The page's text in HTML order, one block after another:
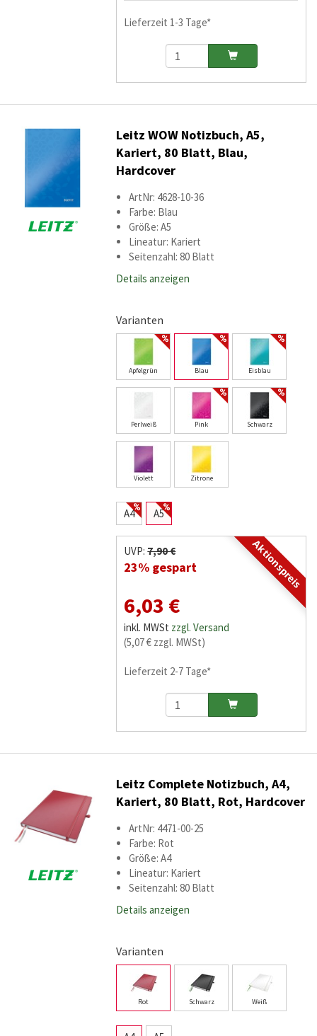
Lieferzeit 1-3 Tage*
Leitz WOW Notizbuch, A5,
Kariert, 80 Blatt, Blau,
Hardcover
ArtNr: 4628-10-36
Farbe: Blau
Größe: A5
Lineatur: Kariert
Seitenzahl: 80 Blatt
Details anzeigen
Varianten
Apfelgrün Blau Eisblau
Perlweiß Pink Schwarz
Violett Zitrone
A4 A5
Aktionspreis
UVP:7,90 €
23% gespart
6,03 €
inkl. MWSt zzgl. Versand
(5,07 € zzgl. MWSt)
Lieferzeit 2-7 Tage*
Leitz Complete Notizbuch, A4,
Kariert, 80 Blatt, Rot, Hardcover
ArtNr: 4471-00-25
Farbe: Rot
Größe: A4
Lineatur: Kariert
Seitenzahl: 80 Blatt
Details anzeigen
Varianten
Rot Schwarz Weiß